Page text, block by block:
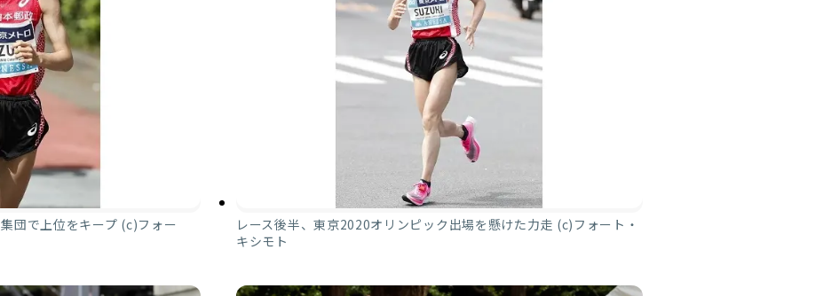
団で上位をキープ (c)フォー
レース後半、東京2020オリンピック出場を懸けた力走 (c)フォート・
キシモト